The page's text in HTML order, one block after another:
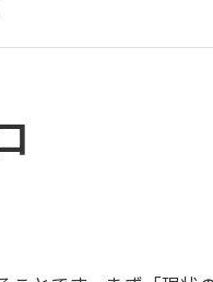
りやすく伝える方法
敗しないポイント
修理提案
し提案力を強化
ゼンのつなげ方